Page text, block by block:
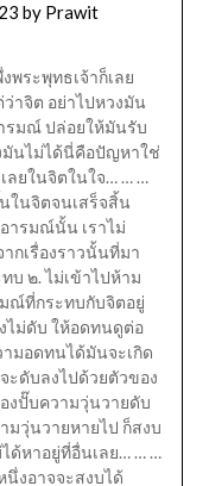
by Prawit
พระพุทธเจ้าก็เลย
าจิต อย่าไปหวงมัน
รมณ์ ปล่อยให้มันรับ
มันไม่ได้นี่คือปัญหาใช่
ลยในจิตในใจ… … …
ในจิตจนเสร็จสิ้น
ารมณ์นั้น เราไม่
กเรื่องราวนั้นที่มา
บ ๒. ไม่เข้าไปห้าม
ณ์ที่กระทบกับจิตอยู่
ไม่ดับ ให้อดทนดูต่อ
มอดทนได้มันจะเกิด
ดับลงไปด้วยตัวของ
งปั๊บความวุ่นวายดับ
วุ่นวายหายไป ก็สงบ
ด้หาอยู่ที่อื่นเลย… … …
นึ่งอาจจะสงบได้